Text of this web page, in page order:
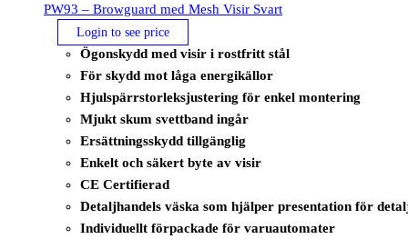
PW93 – Browguard med Mesh Visir Svart
Login to see price
Ögonskydd med visir i rostfritt stål
För skydd mot låga energikällor
Hjulspärrstorleksjustering för enkel montering
Mjukt skum svettband ingår
Ersättningsskydd tillgänglig
Enkelt och säkert byte av visir
CE Certifierad
Detaljhandels väska som hjälper presentation för
Individuellt förpackade för varuautomater